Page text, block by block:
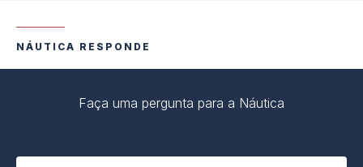
NÁUTICA RESPONDE
Faça uma pergunta para a Náutica